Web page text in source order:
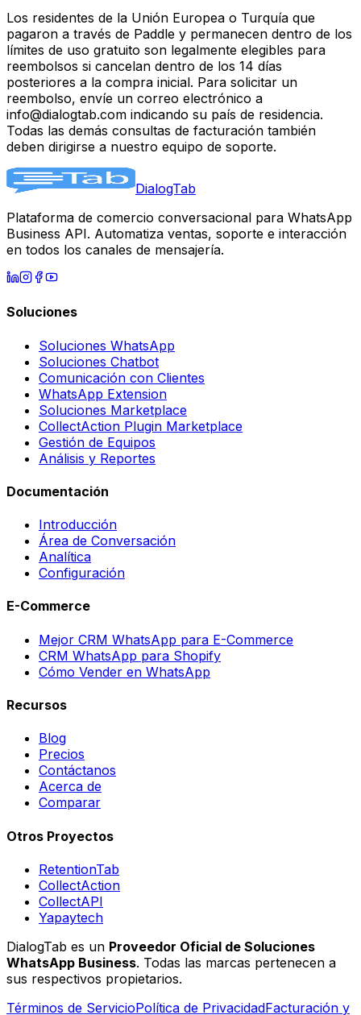
Los residentes de la Unión Europea o Turquía que
pagaron a través de Paddle y permanecen dentro de los
límites de uso gratuito son legalmente elegibles para
reembolsos si cancelan dentro de los 14 días
posteriores a la compra inicial. Para solicitar un
reembolso, envíe un correo electrónico a
info@dialogtab.com indicando su país de residencia.
Todas las demás consultas de facturación también
deben dirigirse a nuestro equipo de soporte.
DialogTab
Plataforma de comercio conversacional para WhatsApp
Business API. Automatiza ventas, soporte e interacción
en todos los canales de mensajería.
Soluciones
Soluciones WhatsApp
Soluciones Chatbot
Comunicación con Clientes
WhatsApp Extension
Soluciones Marketplace
CollectAction Plugin Marketplace
Gestión de Equipos
Análisis y Reportes
Documentación
Introducción
Área de Conversación
Analítica
Configuración
E-Commerce
Mejor CRM WhatsApp para E-Commerce
CRM WhatsApp para Shopify
Cómo Vender en WhatsApp
Recursos
Blog
Precios
Contáctanos
Acerca de
Comparar
Otros Proyectos
RetentionTab
CollectAction
CollectAPI
Yapaytech
DialogTab es un Proveedor Oficial de Soluciones
WhatsApp Business. Todas las marcas pertenecen a
sus respectivos propietarios.
Términos de ServicioPolítica de PrivacidadFacturación y